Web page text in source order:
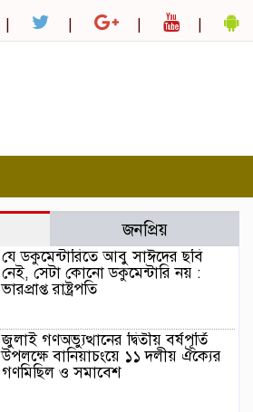
জনপ্রিয়
যে ডকুমেন্টারিতে আবু সাঈদের ছবি
নেই, সেটা কোনো ডকুমেন্টারি নয় :
ভারপ্রাপ্ত রাষ্ট্রপতি
জুলাই গণঅভ্যুত্থানের দ্বিতীয় বর্ষপূর্তি
উপলক্ষে বানিয়াচংয়ে ১১ দলীয় ঐক্যের
গণমিছিল ও সমাবেশ